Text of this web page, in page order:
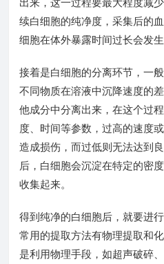
续白细胞的纯净度，采集后的
细胞在体外暴露时间过长会发
接着是白细胞的分离环节，一
不同物质在溶液中沉降速度的
他成分中分离出来，在这个过
度、时间等参数，过高的速度
造成损伤，而过低则无法达到
后，白细胞会沉淀在特定的密
收集起来。
得到纯净的白细胞后，就要进
常用的提取方法有物理提取和
是利用物理手段，如超声破碎